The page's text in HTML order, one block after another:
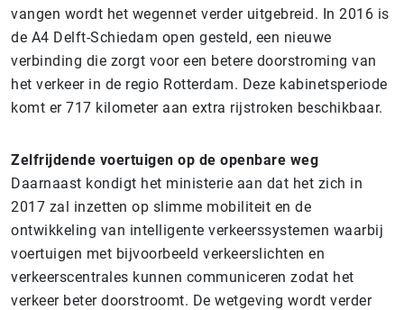
vangen wordt het wegennet verder uitgebreid. In 2016 is
de A4 Delft-Schiedam open gesteld, een nieuwe
verbinding die zorgt voor een betere doorstroming van
het verkeer in de regio Rotterdam. Deze kabinetsperiode
komt er 717 kilometer aan extra rijstroken beschikbaar.
Zelfrijdende voertuigen op de openbare weg
Daarnaast kondigt het ministerie aan dat het zich in
2017 zal inzetten op slimme mobiliteit en de
ontwikkeling van intelligente verkeerssystemen waarbij
voertuigen met bijvoorbeeld verkeerslichten en
verkeerscentrales kunnen communiceren zodat het
verkeer beter doorstroomt. De wetgeving wordt verder